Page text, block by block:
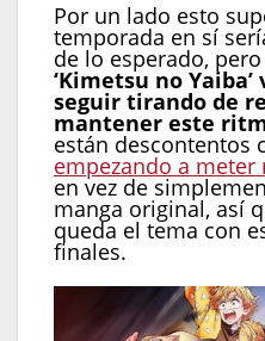
Por un lado esto
temporada en sí
de lo esperado,
‘Kimetsu no
seguir tirando de
mantener este
están descontentos
empezando a
en vez de
manga original, así
queda el tema con
finales.